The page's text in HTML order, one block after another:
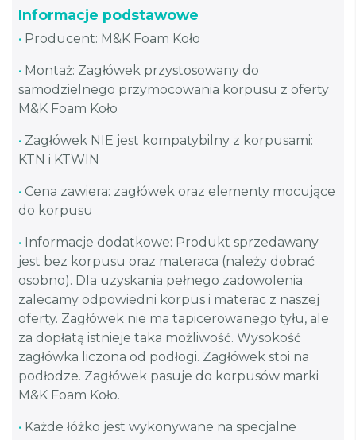
Informacje podstawowe
• Producent: M&K Foam Koło
• Montaż: Zagłówek przystosowany do
samodzielnego przymocowania korpusu z oferty
M&K Foam Koło
• Zagłówek NIE jest kompatybilny z korpusami:
KTN i KTWIN
• Cena zawiera: zagłówek oraz elementy mocujące
do korpusu
• Informacje dodatkowe: Produkt sprzedawany
jest bez korpusu oraz materaca (należy dobrać
osobno). Dla uzyskania pełnego zadowolenia
zalecamy odpowiedni korpus i materac z naszej
oferty. Zagłówek nie ma tapicerowanego tyłu, ale
za dopłatą istnieje taka możliwość. Wysokość
zagłówka liczona od podłogi. Zagłówek stoi na
podłodze. Zagłówek pasuje do korpusów marki
M&K Foam Koło.
• Każde łóżko jest wykonywane na specjalne